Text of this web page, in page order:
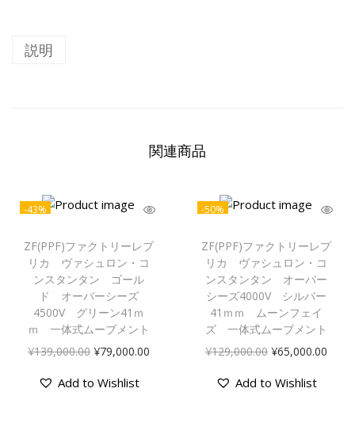
説明
関連商品
-43%
ZF(PPF)ファクトリーレプ
リカ ヴァシュロン・コ
ンスタンタン ゴール
ド オーバーシーズ
4500V グリーン41ｍ
ｍ 一体式ムーブメント
¥139,000.00 ¥79,000.00
Add to Wishlist
-50%
ZF(PPF)ファクトリーレプ
リカ ヴァシュロン・コ
ンスタンタン オーバー
シーズ4000V シルバー
41ｍｍ ムーンフェイ
ズ 一体式ムーブメント
¥129,000.00 ¥65,000.00
Add to Wishlist